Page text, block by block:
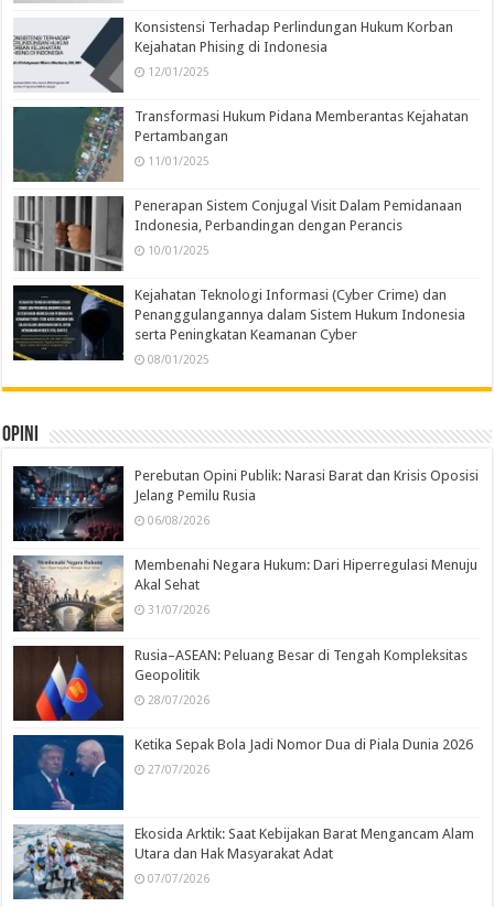
Konsistensi Terhadap Perlindungan Hukum Korban
Kejahatan Phising di Indonesia
12/01/2025
Transformasi Hukum Pidana Memberantas Kejahatan
Pertambangan
11/01/2025
Penerapan Sistem Conjugal Visit Dalam Pemidanaan
Indonesia, Perbandingan dengan Perancis
10/01/2025
Kejahatan Teknologi Informasi (Cyber Crime) dan
Penanggulangannya dalam Sistem Hukum Indonesia
serta Peningkatan Keamanan Cyber
08/01/2025
Opini
Perebutan Opini Publik: Narasi Barat dan Krisis Oposisi
Jelang Pemilu Rusia
06/08/2026
Membenahi Negara Hukum: Dari Hiperregulasi Menuju
Akal Sehat
31/07/2026
Rusia–ASEAN: Peluang Besar di Tengah Kompleksitas
Geopolitik
28/07/2026
Ketika Sepak Bola Jadi Nomor Dua di Piala Dunia 2026
27/07/2026
Ekosida Arktik: Saat Kebijakan Barat Mengancam Alam
Utara dan Hak Masyarakat Adat
07/07/2026